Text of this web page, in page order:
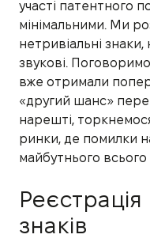
участі патентного
мінімальними. Ми
нетривіальні знаки,
звукові.
вже отримали
«другий шанс»
нарешті,
ринки, де помилки
майбутнього всього
знаків